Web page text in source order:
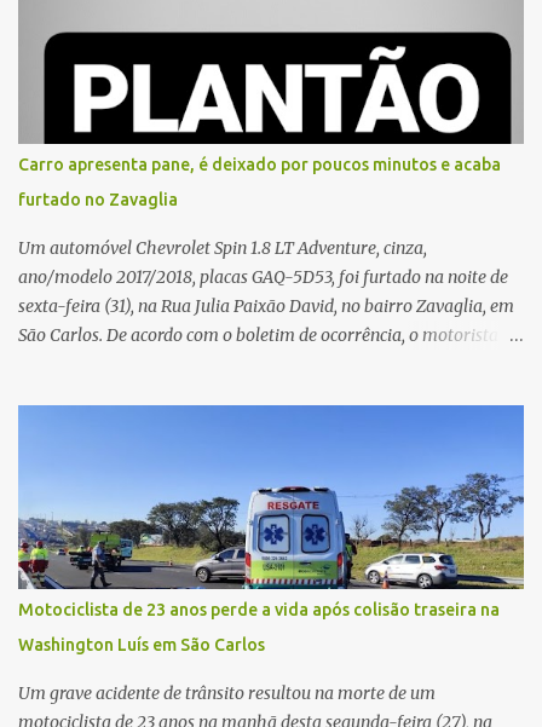
proximidades. Ainda conforme o registro policial, a vítima relatou
que, ao receber a entrega, voltou a ser ofendida com palavras de
baixo calão e insultos. Ela informou à Polícia Civil que mora
sozinha e que se sentiu ameaçada, coagida e humilhada com a
situação. Fonte: São Carlos Agora
Carro apresenta pane, é deixado por poucos minutos e acaba
furtado no Zavaglia
Um automóvel Chevrolet Spin 1.8 LT Adventure, cinza,
ano/modelo 2017/2018, placas GAQ-5D53, foi furtado na noite de
sexta-feira (31), na Rua Julia Paixão David, no bairro Zavaglia, em
São Carlos. De acordo com o boletim de ocorrência, o motorista
permaneceu com a chave de ignição e se ausentou do local por
cerca de dez minutos para buscar ajuda. Ao retornar, constatou
que o automóvel havia desaparecido. A vítima realizou buscas
pelas imediações, mas não conseguiu localizar o veículo.
Conforme o boletim, um menino de aproximadamente 10 anos
relatou ter visto a Spin passando pelo local fazendo um forte ruído,
característica compatível com o problema mecânico que o veículo
já apresentava antes do furto. O carro possui seguro e, segundo a
Motociclista de 23 anos perde a vida após colisão traseira na
Washington Luís em São Carlos
Um grave acidente de trânsito resultou na morte de um
motociclista de 23 anos na manhã desta segunda-feira (27), na